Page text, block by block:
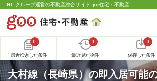
NTTグループ運営の不動産総合サイト goo住宅・不動産
0
最近検索した条件
0
最近見た物件
0
保存した条件
大村線（長崎県）の即入居可能